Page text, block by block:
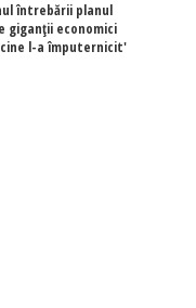
întrebării planul
giganții economici
l-a împuternicit'